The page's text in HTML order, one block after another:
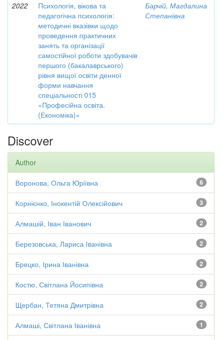
2022
Психологія, вікова та
педагогічна психологія:
методичні вказівки щодо
проведення практичних
занять та організації
самостійної роботи здобувачів
першого (бакалаврського)
рівня вищої освіти денної
форми навчання
спеціальності 015
«Професійна освіта.
(Економіка)»
Барчій, Магдалина
Степанівна
Discover
Author
6
Воронова, Ольга Юріївна
3
Корнієнко, Інокентій Олексійович
2
Алмашій, Іван Іванович
2
Березовська, Лариса Іванівна
2
Брецко, Ірина Іванівна
2
Костю, Світлана Йосипівна
2
Щербан, Тетяна Дмитрівна
1
Алмаші, Світлана Іванівна